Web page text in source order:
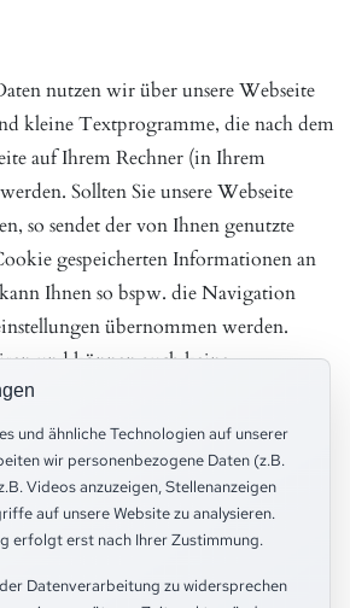
nutzen wir über unsere Webseite
kleine Textprogramme, die nach dem
auf Ihrem Rechner (in Ihrem
Sollten Sie unsere Webseite
so sendet der von Ihnen genutzte
gespeicherten Informationen an
Ihnen so bspw. die Navigation
übernommen werden.
und können auch keine
Computer installieren. Sie sind nur
Webserver und Browser
unserer Webseite werden folgende
Cookies)
nur für den Zeitraum der Nutzung
und ähnliche Technologien auf unserer
wir personenbezogene Daten (z.B.
Videos anzuzeigen, Stellenanzeigen
auf unsere Website zu analysieren.
erfolgt erst nach Ihrer Zustimmung.
Datenverarbeitung zu widersprechen